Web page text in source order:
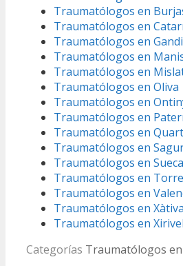
Traumatólogos en
Traumatólogos en
Traumatólogos en
Traumatólogos en
Traumatólogos en
Traumatólogos en Oliva
Traumatólogos en
Traumatólogos en
Traumatólogos en
Traumatólogos en
Traumatólogos en Sueca
Traumatólogos en
Traumatólogos en
Traumatólogos en Xàtiva
Traumatólogos en
Categorías Traumatólogos en